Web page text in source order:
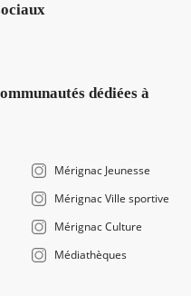
dédiées à
Mérignac Jeunesse
Mérignac Ville sportive
Mérignac Culture
Médiathèques